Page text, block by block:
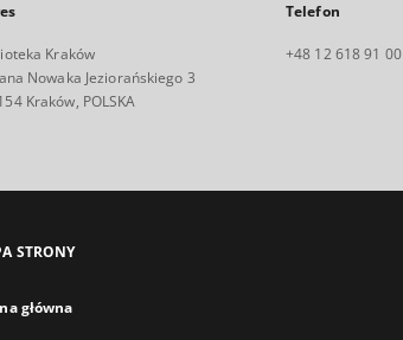
Kraków
Nowaka Jeziorańskiego 3
Kraków, POLSKA
Telefon
+48 12 618 91 00
STRONY
główna